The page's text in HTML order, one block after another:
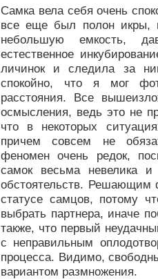
Самка вела себя очень
все еще был полон икры,
небольшую емкость,
естественное
личинок и следила за
спокойно, что я мог
расстояния. Все
осмысления, ведь это не
что в некоторых
причем совсем не
феномен очень редок,
самок весьма невелика и
обстоятельств. Решающим
статусе самцов, потому
выбрать партнера, иначе
также, что первый
с неправильным
процесса. Видимо,
вариантом размножения.